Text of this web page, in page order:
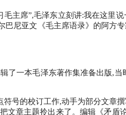
主席”,毛泽东立刻讲:我在这里
尼亚文《毛主席语录》的阿方
了一本毛泽东著作集准备出版,
号的校订工作,动手为部分文章
文章主题拎出来了。编辑《矛盾